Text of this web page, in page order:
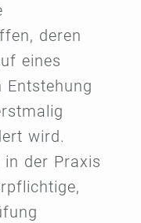
deren
eines
Entstehung
wird.
der Praxis